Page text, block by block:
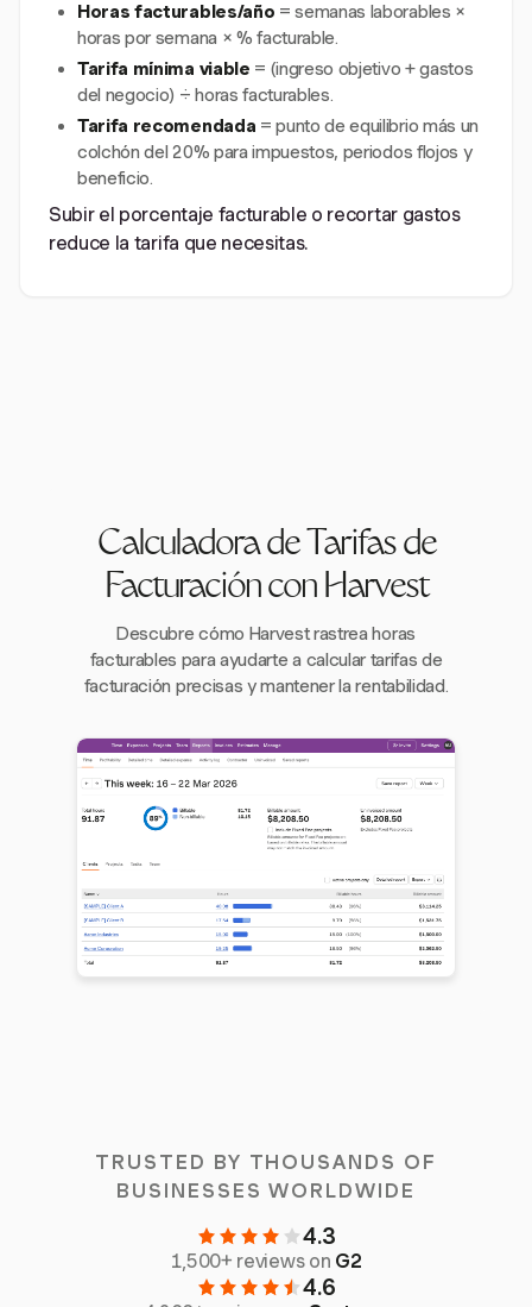
Horas facturables/año = semanas laborables ×
horas por semana × % facturable.
Tarifa mínima viable = (ingreso objetivo + gastos
del negocio) ÷ horas facturables.
Tarifa recomendada = punto de equilibrio más un
colchón del 20% para impuestos, periodos flojos y
beneficio.
Subir el porcentaje facturable o recortar gastos
reduce la tarifa que necesitas.
Calculadora de Tarifas de
Facturación con Harvest
Descubre cómo Harvest rastrea horas
facturables para ayudarte a calcular tarifas de
facturación precisas y mantener la rentabilidad.
TRUSTED BY THOUSANDS OF
BUSINESSES WORLDWIDE
4.3
1,500+ reviews on G2
4.6